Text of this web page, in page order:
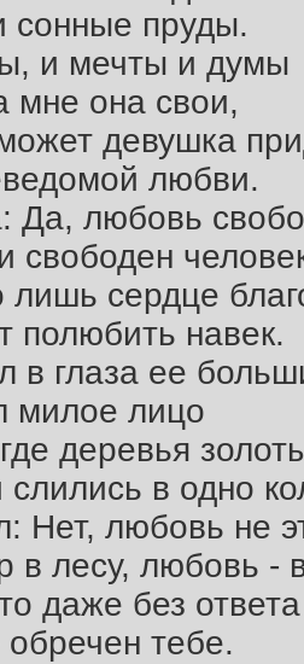
сонные пруды.
и мечты и думы
мне она свои,
девушка
любви.
Да, любовь
свободен
лишь сердце
полюбить навек.
в глаза ее
милое лицо
деревья
в одно
Нет, любовь не
в лесу, любовь -
даже без ответа
тебе.